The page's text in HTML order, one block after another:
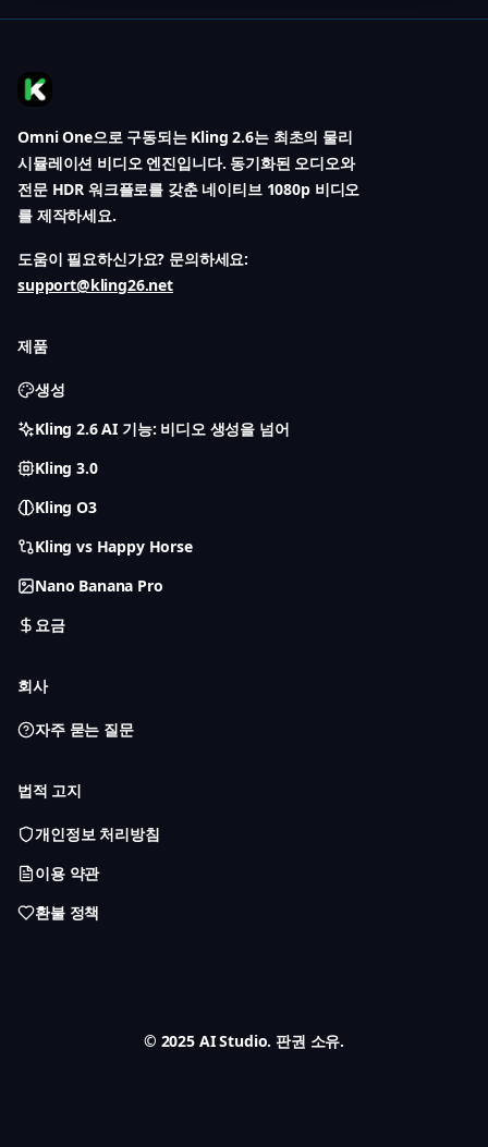
Omni One으로 구동되는 Kling 2.6는 최초의 물리
시뮬레이션 비디오 엔진입니다. 동기화된 오디오와
전문 HDR 워크플로를 갖춘 네이티브 1080p 비디오
를 제작하세요.
도움이 필요하신가요? 문의하세요:
support@kling26.net
제품
생성
Kling 2.6 AI 기능: 비디오 생성을 넘어
Kling 3.0
Kling O3
Kling vs Happy Horse
Nano Banana Pro
요금
회사
자주 묻는 질문
법적 고지
개인정보 처리방침
이용 약관
환불 정책
© 2025 AI Studio. 판권 소유.